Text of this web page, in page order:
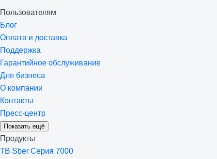
Пользователям
Блог
Оплата и доставка
Поддержка
Гарантийное обслуживание
Для бизнеса
О компании
Контакты
Пресс-центр
Показать ещё
Продукты
ТВ Sber Серия 7000